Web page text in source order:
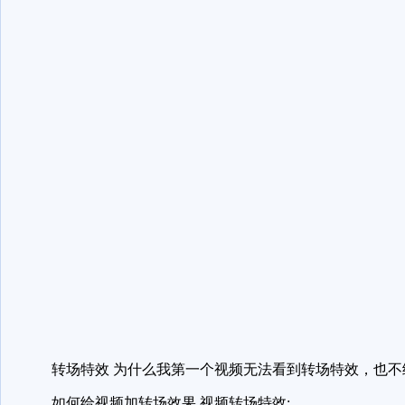
转场特效 为什么我第一个视频无法看到转场特效，也不